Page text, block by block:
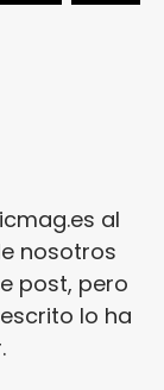
al
nosotros
post, pero
lo ha